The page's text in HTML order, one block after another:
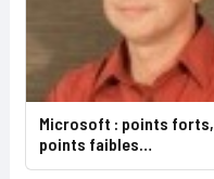
Microsoft : points forts,
points faibles…